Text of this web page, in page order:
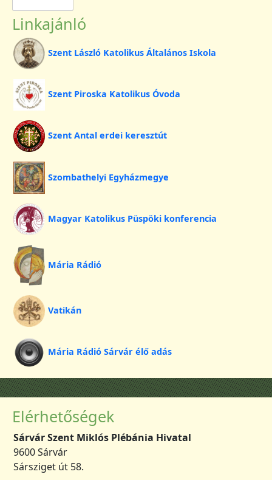
Linkajánló
Szent László Katolikus Általános Iskola
Szent Piroska Katolikus Óvoda
Szent Antal erdei keresztút
Szombathelyi Egyházmegye
Magyar Katolikus Püspöki konferencia
Mária Rádió
Vatikán
Mária Rádió Sárvár élő adás
Elérhetőségek
Sárvár Szent Miklós Plébánia Hivatal
9600 Sárvár
Sársziget út 58.